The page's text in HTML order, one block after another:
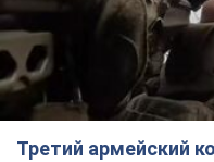
Третий армейский